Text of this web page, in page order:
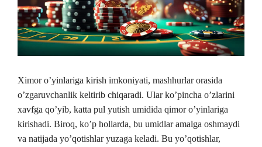
Ximor o’yinlariga kirish imkoniyati, mashhurlar orasida
o’zgaruvchanlik keltirib chiqaradi. Ular ko’pincha o’zlarini
xavfga qo’yib, katta pul yutish umidida qimor o’yinlariga
kirishadi. Biroq, ko’p hollarda, bu umidlar amalga oshmaydi
va natijada yo’qotishlar yuzaga keladi. Bu yo’qotishlar,